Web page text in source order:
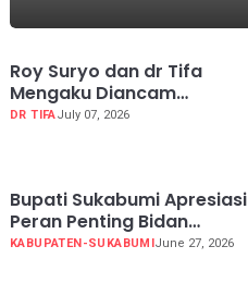
Roy Suryo dan dr Tifa
Mengaku Diancam
Dibunuh Jelang Sidang,
DR TIFAJuly 07, 2026
Bupati Sukabumi Apresiasi
Peran Penting Bidan
dalam Memperkuat
KABUPATEN-SUKABUMI June 27, 2026